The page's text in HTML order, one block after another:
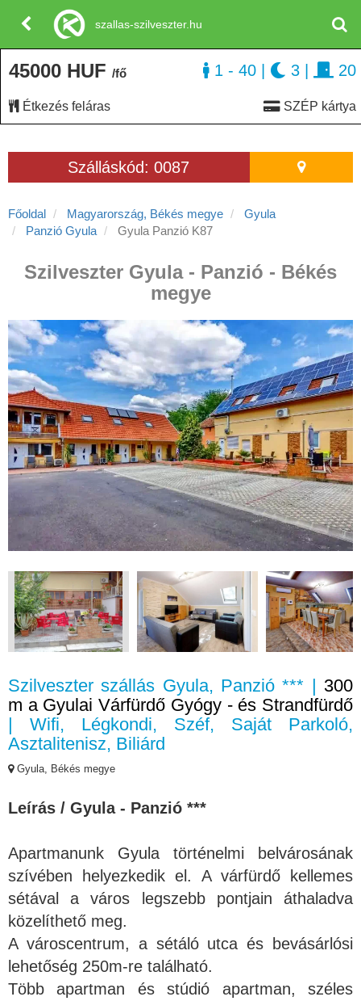
Szálláskód: 0087
Főoldal Magyarország, Békés megye
Gyula
Panzió Gyula
Gyula Panzió K87
Szilveszter Gyula - Panzió - Békés
megye
Szilveszter szállás Gyula, Panzió *** | 300
m a Gyulai Várfürdő Gyógy - és Strandfürdő
| Wifi, Légkondi, Széf, Saját Parkoló,
Asztalitenisz, Biliárd
Gyula, Békés megye
Leírás / Gyula - Panzió ***
Apartmanunk Gyula történelmi belvárosának
szívében helyezkedik el. A várfürdő kellemes
sétával a város legszebb pontjain áthaladva
közelíthető meg.
A városcentrum, a sétáló utca és bevásárlósi
lehetőség 250m-re található.
Több apartman és stúdió apartman, széles
45000 HUF /fő
Étkezés feláras SZÉP kártya
1 - 40 3 20
szallas-szilveszter.hu